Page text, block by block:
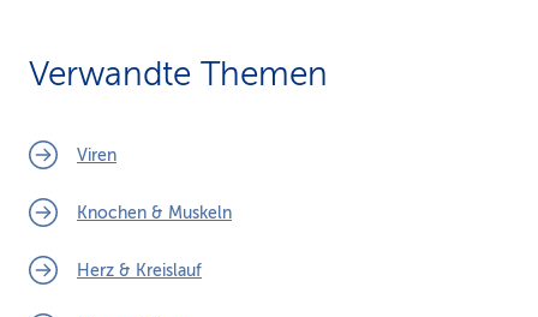
Verwandte Themen
Viren
Knochen & Muskeln
Herz & Kreislauf